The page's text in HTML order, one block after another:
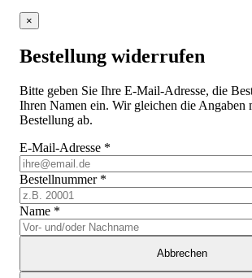
×
Bestellung widerrufen
Bitte geben Sie Ihre E-Mail-Adresse, die
Ihren Namen ein. Wir gleichen die Angaben
Bestellung ab.
E-Mail-Adresse *
Bestellnummer *
Name *
Abbrechen